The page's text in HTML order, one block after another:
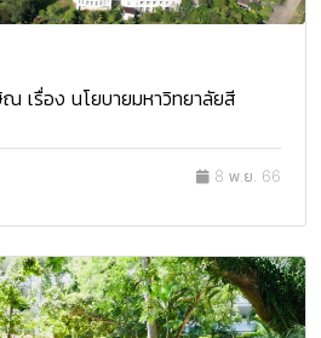
เรื่อง นโยบายมหาวิทยาลัยสี
8 พ.ย. 66